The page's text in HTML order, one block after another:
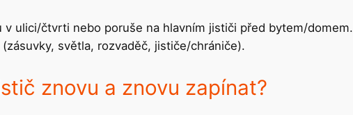
ulici/čtvrti nebo poruše na hlavním jističi před bytem/domem.
světla, rozvaděč, jističe/chrániče).
znovu a znovu zapínat?